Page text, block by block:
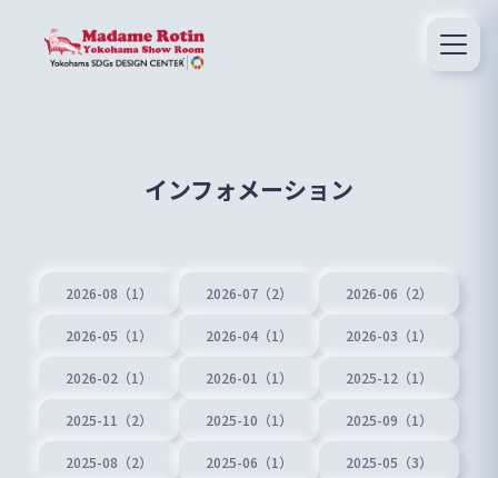
インフォメーション
2026-08（1） 2026-07（2） 2026-06（2）
2026-05（1） 2026-04（1） 2026-03（1）
2026-02（1） 2026-01（1） 2025-12（1）
2025-11（2） 2025-10（1） 2025-09（1）
2025-08（2） 2025-06（1） 2025-05（3）